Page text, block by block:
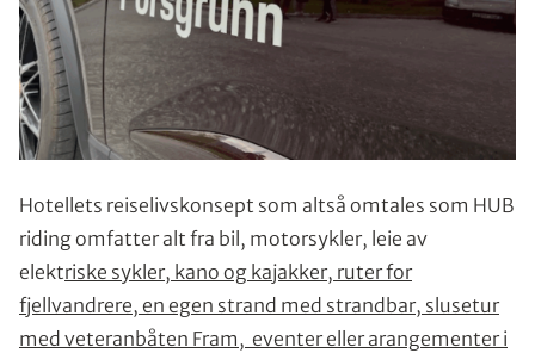
Hotellets reiselivskonsept som altså omtales som HUB
riding omfatter alt fra bil, motorsykler, leie av
elektriske sykler, kano og kajakker, ruter for
fjellvandrere, en egen strand med strandbar, slusetur
med veteranbåten Fram, eventer eller arangementer i